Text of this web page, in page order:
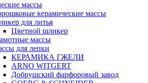
массы
керамические массы
для литья
Цветной шликер
массы
для лепки
КЕРАМИКА ГЖЕЛИ
ARNO WITGERT
Добрушский фарфоровый завод